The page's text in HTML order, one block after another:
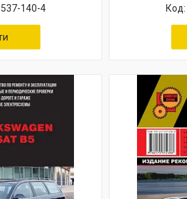
140-4